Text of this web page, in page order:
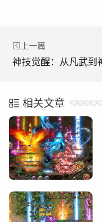
上一篇
相关文章